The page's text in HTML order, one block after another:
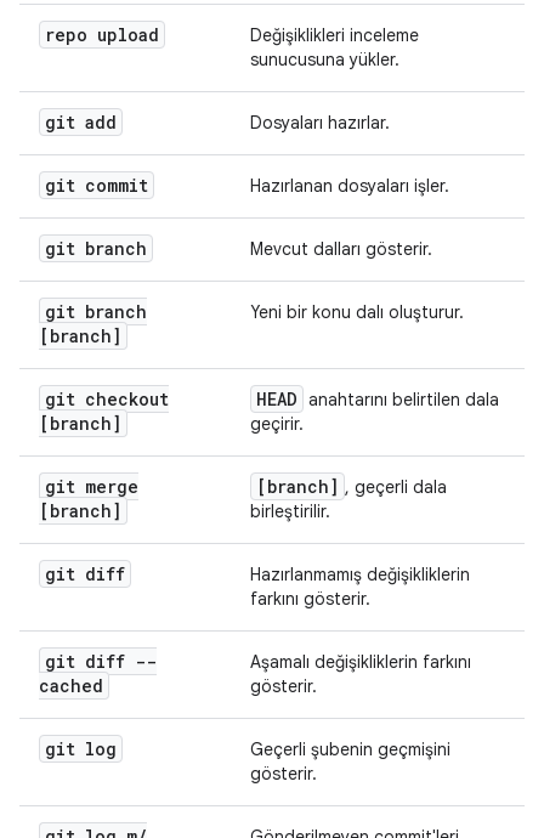
repo upload
Değişiklikleri inceleme
sunucusuna yükler.
git add Dosyaları hazırlar.
git commit Hazırlanan dosyaları işler.
git branch Mevcut dalları gösterir.
git branch
[branch]
Yeni bir konu dalı oluşturur.
git checkout
[branch]
HEAD anahtarını belirtilen dala
geçirir.
git merge
[branch]
[branch] , geçerli dala
birleştirilir.
git diff
Hazırlanmamış değişikliklerin
farkını gösterir.
git diff --
cached
Aşamalı değişikliklerin farkını
gösterir.
git log
Geçerli şubenin geçmişini
gösterir.